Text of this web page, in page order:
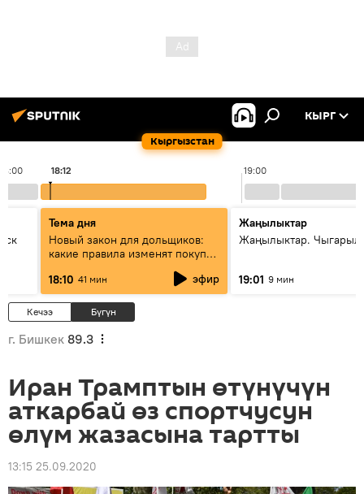
Кыргызстан
КЫРГ
18:00 19:00
18:12
Тема дня
Новый закон для дольщиков:
какие правила изменят покупку
18:10 41 мин эфир
Жаңылыктар
Жаңылыктар.
19:01 9 мин
Кечээ Бүгүн
г. Бишкек 89.3
Иран Трамптын өтүнүчүн
аткарбай өз спортчусун
өлүм жазасына тартты
13:15 25.09.2020